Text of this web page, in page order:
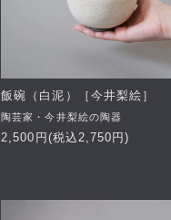
飯碗（白泥）［今井梨絵］
陶芸家・今井梨絵の陶器
2,500円(税込2,750円)